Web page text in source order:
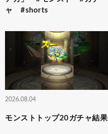
ャ #shorts
2026.08.04
モンストトップ20ガチャ結果